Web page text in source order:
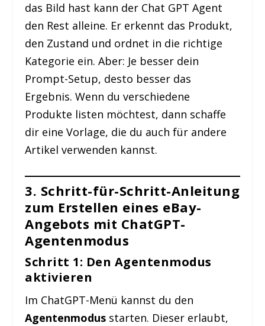
das Bild hast kann der Chat GPT Agent
den Rest alleine. Er erkennt das Produkt,
den Zustand und ordnet in die richtige
Kategorie ein. Aber: Je besser dein
Prompt-Setup, desto besser das
Ergebnis. Wenn du verschiedene
Produkte listen möchtest, dann schaffe
dir eine Vorlage, die du auch für andere
Artikel verwenden kannst.
3. Schritt-für-Schritt-Anleitung
zum Erstellen eines eBay-
Angebots mit ChatGPT-
Agentenmodus
Schritt 1: Den Agentenmodus
aktivieren
Im ChatGPT-Menü kannst du den
Agentenmodus starten. Dieser erlaubt,